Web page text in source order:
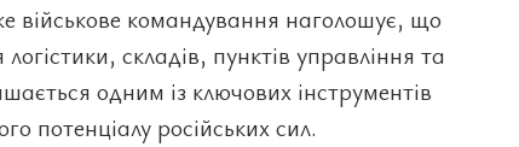
військове командування наголошує, що
складів, пунктів управління та
одним із ключових інструментів
потенціалу російських сил.